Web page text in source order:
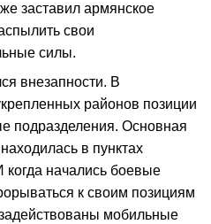
заставил армянское
свои
силы.
внезапности. В
районов позиции
подразделения. Основная
в пунктах
когда начались боевые
к своим позициям
мобильные